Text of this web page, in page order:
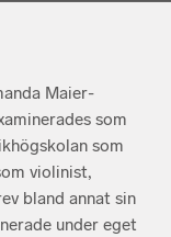
Maier-
som
som
violinist,
bland annat sin
under eget